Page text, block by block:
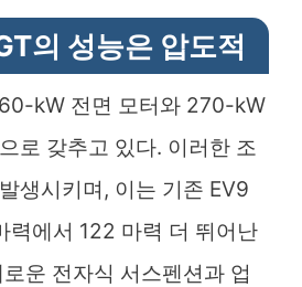
의 성능은 압도적
kW 전면 모터와 270-kW
로 갖추고 있다. 이러한 조
생시키며, 이는 기존 EV9
력에서 122 마력 더 뛰어난
운 전자식 서스펜션과 업